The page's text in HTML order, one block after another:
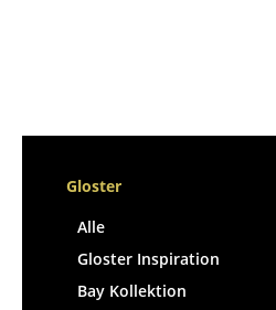
Stühle
Hocker
Bänke & Liegen
Sitzsäcke
Gloster
Alle
Gloster Inspiration
Bay Kollektion